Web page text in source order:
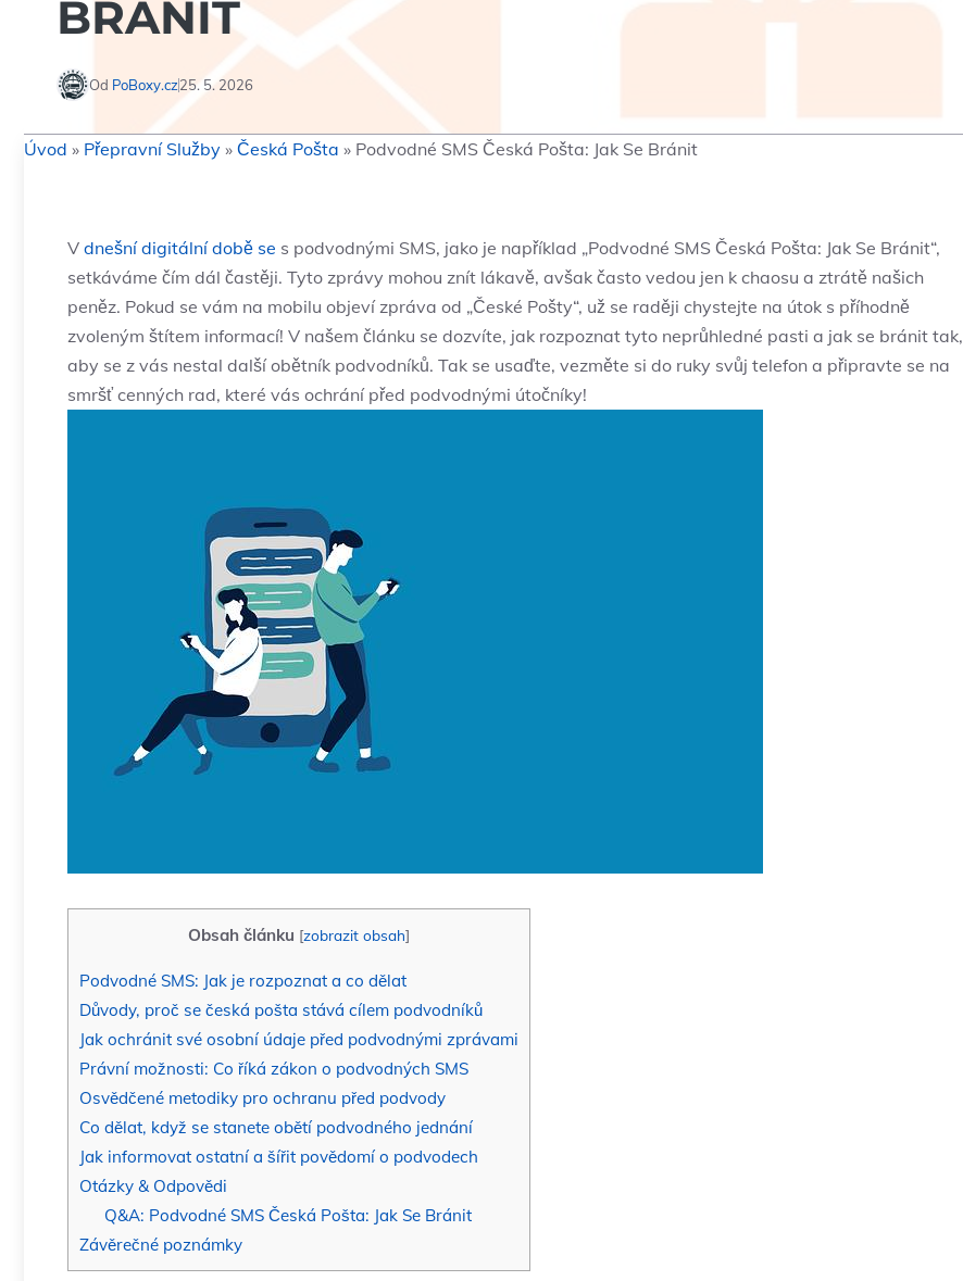
BRÁNIT
Od PoBoxy.cz25. 5. 2026
Úvod » Přepravní Služby » Česká Pošta » Podvodné SMS Česká Pošta: Jak Se Bránit
V dnešní digitální době se s podvodnými SMS, jako je například „Podvodné SMS Česká Pošta: Jak Se Bránit“,
setkáváme čím dál častěji. Tyto zprávy mohou znít lákavě, avšak často vedou jen k chaosu a ztrátě našich
peněz. Pokud se vám na mobilu objeví zpráva od „České Pošty“, už se raději chystejte na útok s příhodně
zvoleným štítem informací! V našem článku se dozvíte, jak rozpoznat tyto neprůhledné pasti a jak se bránit tak,
aby se z vás nestal další obětník podvodníků. Tak se usaďte, vezměte si do ruky svůj telefon a připravte se na
smršť cenných rad, které vás ochrání před podvodnými útočníky!
Obsah článku [zobrazit obsah]
Podvodné SMS: Jak je rozpoznat a co dělat
Důvody, proč se česká pošta stává cílem podvodníků
Jak ochránit své osobní údaje před podvodnými zprávami
Právní možnosti: Co říká zákon o podvodných SMS
Osvědčené metodiky pro ochranu před podvody
Co dělat, když se stanete obětí podvodného jednání
Jak informovat ostatní a šířit povědomí o podvodech
Otázky & Odpovědi
Q&A: Podvodné SMS Česká Pošta: Jak Se Bránit
Závěrečné poznámky